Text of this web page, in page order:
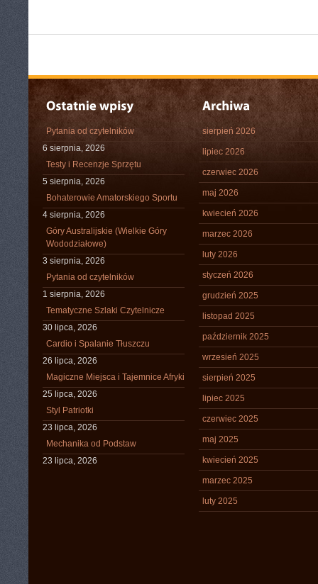
Pytania od czytelników
6 sierpnia, 2026
Testy i Recenzje Sprzętu
5 sierpnia, 2026
Bohaterowie Amatorskiego Sportu
4 sierpnia, 2026
Góry Australijskie (Wielkie Góry
Wododziałowe)
3 sierpnia, 2026
Pytania od czytelników
1 sierpnia, 2026
Tematyczne Szlaki Czytelnicze
30 lipca, 2026
Cardio i Spalanie Tłuszczu
26 lipca, 2026
Magiczne Miejsca i Tajemnice Afryki
25 lipca, 2026
Styl Patriotki
23 lipca, 2026
Mechanika od Podstaw
23 lipca, 2026
sierpień 2026
lipiec 2026
czerwiec 2026
maj 2026
kwiecień 2026
marzec 2026
luty 2026
styczeń 2026
grudzień 2025
listopad 2025
październik 2025
wrzesień 2025
sierpień 2025
lipiec 2025
czerwiec 2025
maj 2025
kwiecień 2025
marzec 2025
luty 2025